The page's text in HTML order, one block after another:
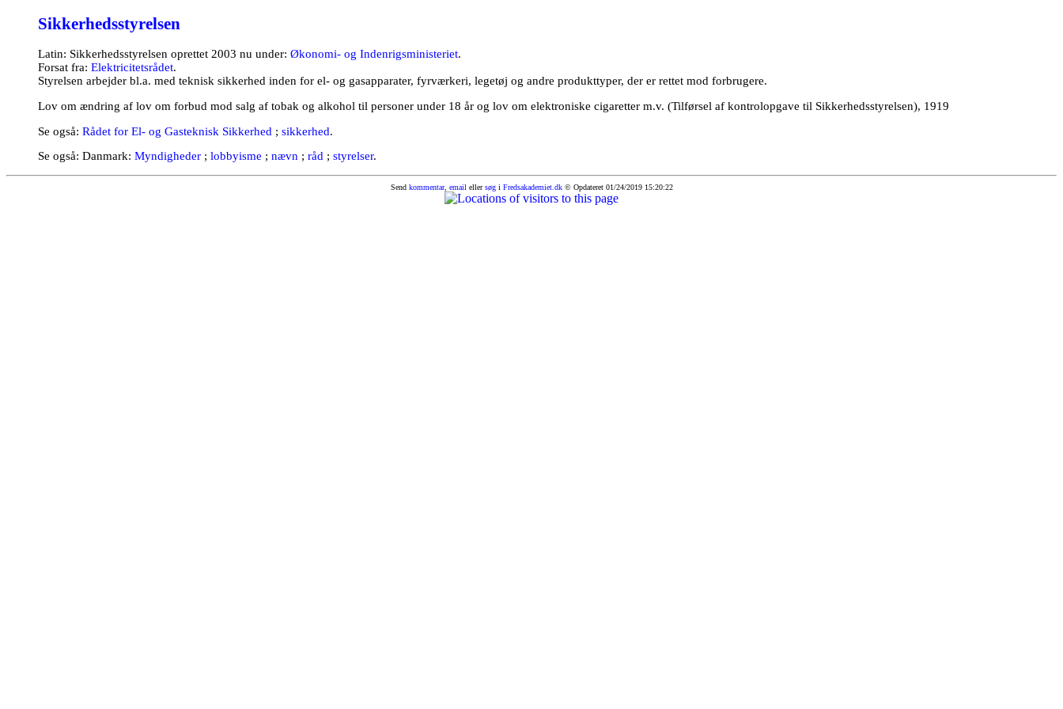
Sikkerhedsstyrelsen
Latin: Sikkerhedsstyrelsen oprettet 2003 nu under: Økonomi- og Indenrigsministeriet.
Forsat fra: Elektricitetsrådet.
Styrelsen arbejder bl.a. med teknisk sikkerhed inden for el- og gasapparater, fyrværkeri, legetøj og andre produkttyper, der er rettet mod forbrugere.
Lov om ændring af lov om forbud mod salg af tobak og alkohol til personer under 18 år og lov om elektroniske cigaretter m.v. (Tilførsel af kontrolopgave til Sikkerhedsstyrelsen), 1919
Se også: Rådet for El- og Gasteknisk Sikkerhed ; sikkerhed.
Se også: Danmark: Myndigheder ; lobbyisme ; nævn ; råd ; styrelser.
Send kommentar, email ellersøgi Fredsakademiet.dk © Opdateret 01/24/2019 15:20:22